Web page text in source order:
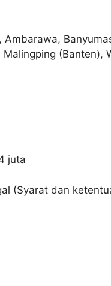
Ambarawa,
(Banten),
juta
(Syarat dan